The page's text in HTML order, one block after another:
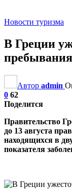
Новости туризма
В Греции
Автор admin
0 62
Поделится
Правительство
до 13 августа
находящихся в
показателя